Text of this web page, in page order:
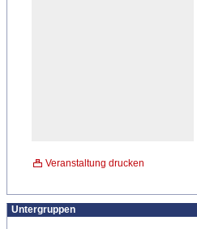
Veranstaltung drucken
Untergruppen